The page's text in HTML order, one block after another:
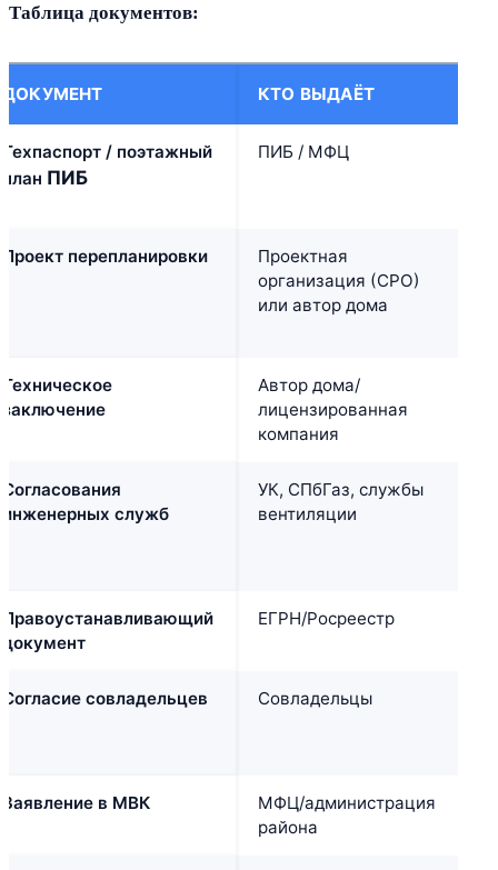
Таблица документов:
ДОКУМЕНТ КТО ВЫДАЁТ
Техпаспорт / поэтажный
план ПИБ
ПИБ / МФЦ
Проект перепланировки
Проектная
организация (СРО)
или автор дома
Техническое
заключение
Автор дома/
лицензированная
компания
Согласования
инженерных служб
УК, СПбГаз, службы
вентиляции
Правоустанавливающий
документ
ЕГРН/Росреестр
Согласие совладельцев Совладельцы
Заявление в МВК
МФЦ/администрация
района